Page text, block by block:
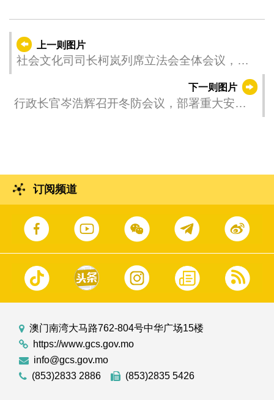
上一则图片
社会文化司司长柯岚列席立法会全体会议，引
介和说明2026年社会文化领域施政方针政策，
以及回应议员问题。
下一则图片
行政长官岑浩辉召开冬防会议，部署重大安全
订阅频道
澳门南湾大马路762-804号中华广场15楼
https://www.gcs.gov.mo
info@gcs.gov.mo
(853)2833 2886
(853)2835 5426